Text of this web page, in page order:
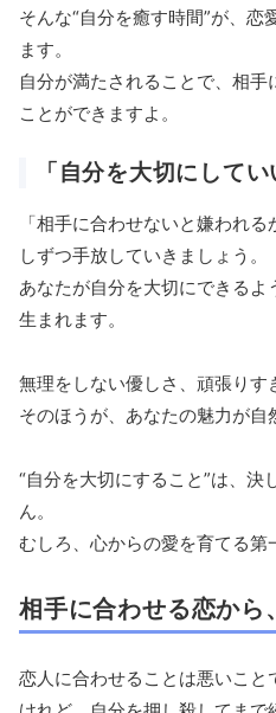
そんな“自分を癒す時間”が、
ます。
自分が満たされることで、相
ことができますよ。
「自分を大切にして
「相手に合わせないと嫌われ
しずつ手放していきましょう。
あなたが自分を大切にできる
生まれます。
無理をしない優しさ、頑張りす
そのほうが、あなたの魅力が自
“自分を大切にすること”は、決
ん。
むしろ、心からの愛を育てる第
相手に合わせる恋から
恋人に合わせることは悪いこと